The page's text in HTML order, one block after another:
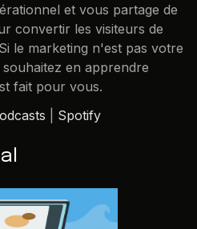
et vous partage de
convertir les visiteurs de
le marketing n'est pas votre
en apprendre
fait pour vous.
Spotify